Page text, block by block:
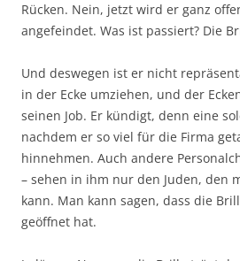
Rücken. Nein, jetzt wird er ganz
angefeindet. Was ist passiert? Die
Und deswegen ist er nicht
in der Ecke umziehen, und der
seinen Job. Er kündigt, denn eine
nachdem er so viel für die Firma
hinnehmen. Auch andere
– sehen in ihm nur den Juden, den
kann. Man kann sagen, dass die
geöffnet hat.